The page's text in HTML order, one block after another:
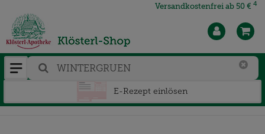
Versandkostenfrei ab 50 € 4
E-Rezept einlösen